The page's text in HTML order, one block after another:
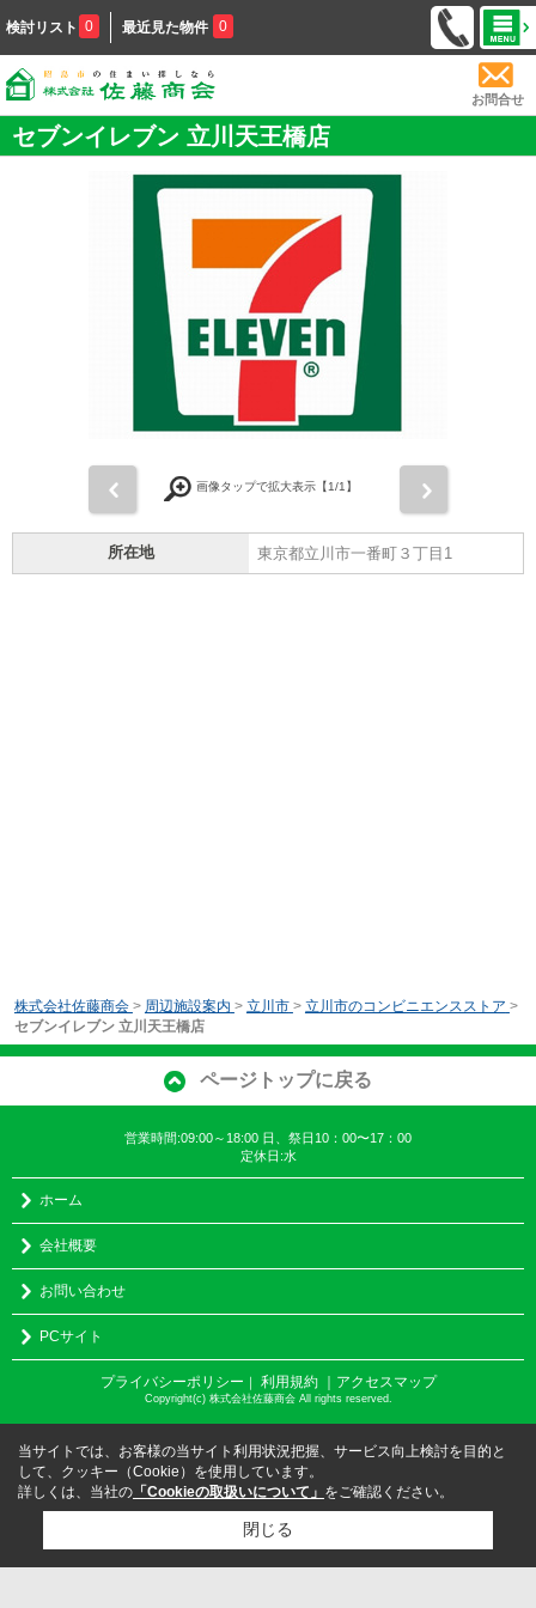
検討リスト 0 最近見た物件 0
お問合せ
セブンイレブン 立川天王橋店
画像タップで拡大表示【1/1】
所在地 東京都立川市一番町３丁目1
株式会社佐藤商会 > 周辺施設案内 > 立川市 > 立川市のコンビニエンスストア >
セブンイレブン 立川天王橋店
ページトップに戻る
営業時間:09:00～18:00 日、祭日10：00〜17：00
定休日:水
ホーム
会社概要
お問い合わせ
PCサイト
プライバシーポリシー ｜ 利用規約 ｜アクセスマップ
Copyright(c) 株式会社佐藤商会 All rights reserved.
当サイトでは、お客様の当サイト利用状況把握、サービス向上検討を目的と
して、クッキー（Cookie）を使用しています。
詳しくは、当社の 「Cookieの取扱いについて」 をご確認ください。
閉じる